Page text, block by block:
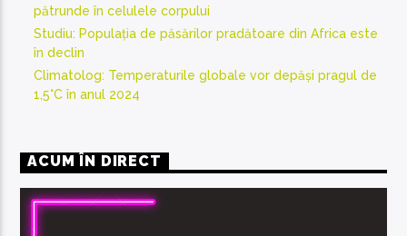
pătrunde în celulele corpului
Studiu: Populația de păsărilor pradătoare din Africa este
în declin
Climatolog: Temperaturile globale vor depăși pragul de
1,5°C în anul 2024
ACUM ÎN DIRECT